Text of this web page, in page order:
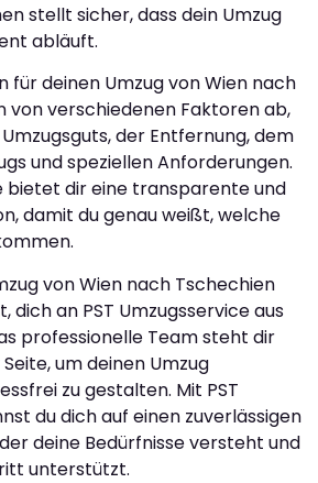
stellt sicher, dass dein Umzug
abläuft.
für deinen Umzug von Wien nach
von verschiedenen Faktoren ab,
der Entfernung, dem
und speziellen Anforderungen.
bietet dir eine transparente und
damit du genau weißt, welche
von Wien nach Tschechien
dich an PST Umzugsservice aus
professionelle Team steht dir
um deinen Umzug
zu gestalten. Mit PST
du dich auf einen zuverlässigen
deine Bedürfnisse versteht und
unterstützt.